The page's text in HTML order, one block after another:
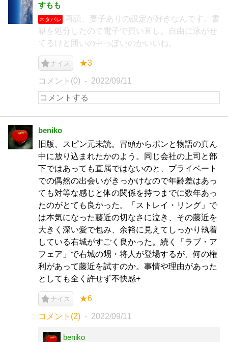
すもも
ネタバレ
再読、妻子ありの設定が好きなんです。書
籍を処分したので電子で買い直し。自由に泳がせ
てるけと囲いの中っぽいのかいいね。
ナイス ★3
コメント(0) 2022/09/11
beniko
旧版、スピン元未読。冒頭からポンと物語の真ん
中に放り込まれたかのよう。同じ会社の上司と部
下ではあっても直属ではないのと、プライベート
での偶然の出会いがきっかけなので年齢差はあっ
ても対等な感じと体の関係を持つまでに数年あっ
たのがとても良かった。「ストレイ・リング」で
は本気になった藤近の切なさに泣き、その藤近を
大きく深い愛で包み、余裕に見えてしっかり執着
している右城がすごく良かった。続く「ラブ・ア
フェア」で右城の甥・将人が登場するが、何の権
利があって藤近を試すのか。事情や理由があった
としても全く許せず不快感+
ナイス ★6
コメント(2) 2022/09/11
beniko